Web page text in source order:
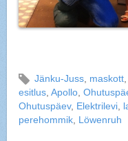
Jänku-Juss, maskott
esitlus,Apollo,
Ohutuspäev, Elektrilevi,
perehommik, Löwenruh